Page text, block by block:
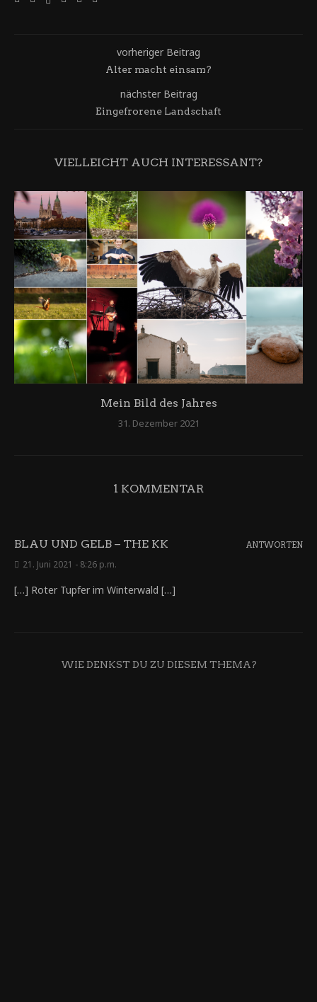
vorheriger Beitrag
Alter macht einsam?
nächster Beitrag
Eingefrorene Landschaft
VIELLEICHT AUCH INTERESSANT?
Mein Bild des Jahres
31. Dezember 2021
1 KOMMENTAR
BLAU UND GELB – THE KK
21. Juni 2021 - 8:26 p.m.
[…] Roter Tupfer im Winterwald […]
ANTWORTEN
WIE DENKST DU ZU DIESEM THEMA?